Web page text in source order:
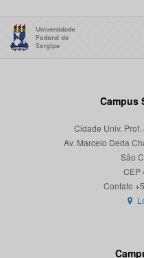
Campus
Cidade Univ.
Av. Marcelo Deda
São
CEP